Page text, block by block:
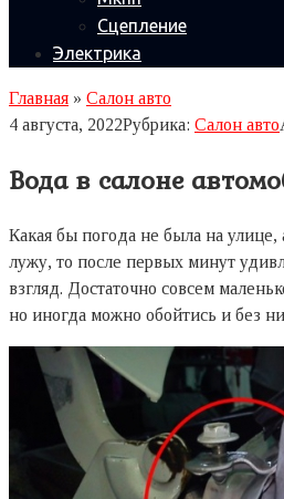
Сцепление
Электрика
Главная » Салон авто
4 августа, 2022Рубрика: Салон авто
Вода в салоне
Какая бы погода не была на
лужу, то после первых минут
взгляд. Достаточно совсем
но иногда можно обойтись и без